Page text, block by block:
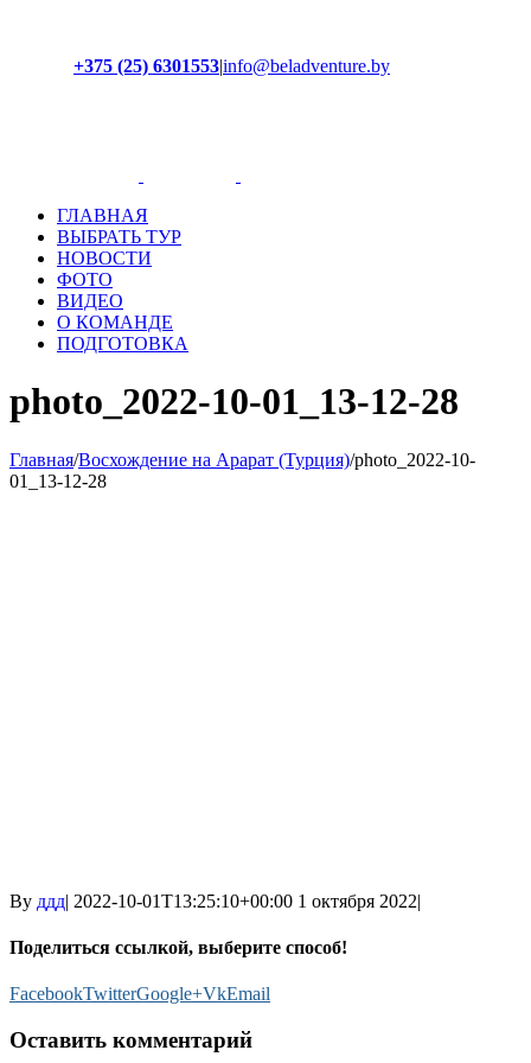
+375 (25) 6301553|info@beladventure.by
ГЛАВНАЯ
ВЫБРАТЬ ТУР
НОВОСТИ
ФОТО
ВИДЕО
О КОМАНДЕ
ПОДГОТОВКА
photo_2022-10-01_13-12-28
Главная/Восхождение на Арарат (Турция)/photo_2022-10-
01_13-12-28
By ддд| 2022-10-01T13:25:10+00:00 1 октября 2022|
Поделиться ссылкой, выберите способ!
FacebookTwitterGoogle+VkEmail
Оставить комментарий